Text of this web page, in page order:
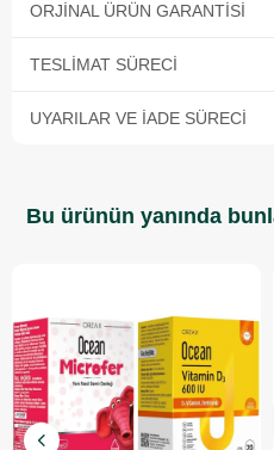
ORJINAL ÜRÜN GARANTISI
TESLIMAT SÜRECI
UYARILAR VE İADE SÜRECI
Bu ürünün yanında